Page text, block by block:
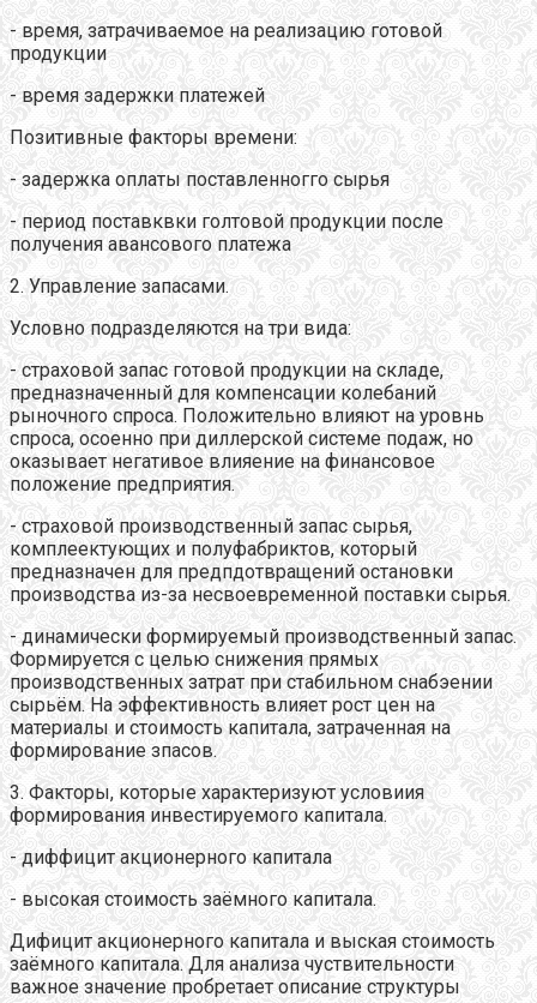
- время, затрачиваемое на реализацию готовой
продукции
- время задержки платежей
Позитивные факторы времени:
- задержка оплаты поставленногго сырья
- период поставквки голтовой продукции после
получения авансового платежа
2. Управление запасами.
Условно подразделяются на три вида:
- страховой запас готовой продукции на складе,
предназначенный для компенсации колебаний
рыночного спроса. Положительно влияют на уровнь
спроса, осоенно при диллерской системе подаж, но
оказывает негативое влияение на финансовое
положение предприятия.
- страховой производственный запас сырья,
комплеектующих и полуфабриктов, который
предназначен для предпдотвращений остановки
производства из-за несвоевременной поставки сырья.
- динамически формируемый производственный запас.
Формируется с целью снижения прямых
производственных затрат при стабильном снабэении
сырьём. На эффективность влияет рост цен на
материалы и стоимость капитала, затраченная на
формирование зпасов.
3. Факторы, которые характеризуют условиия
формирования инвестируемого капитала.
- диффицит акционерного капитала
- высокая стоимость заёмного капитала.
Дифицит акционерного капитала и выская стоимость
заёмного капитала. Для анализа чуствительности
важное значение пробретает описание структуры